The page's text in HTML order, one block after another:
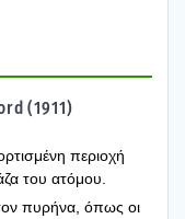
(1911)
περιο­χή
του ατό­μου.
πυρή­να, όπως οι